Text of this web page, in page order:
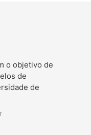
o objetivo de
de
de